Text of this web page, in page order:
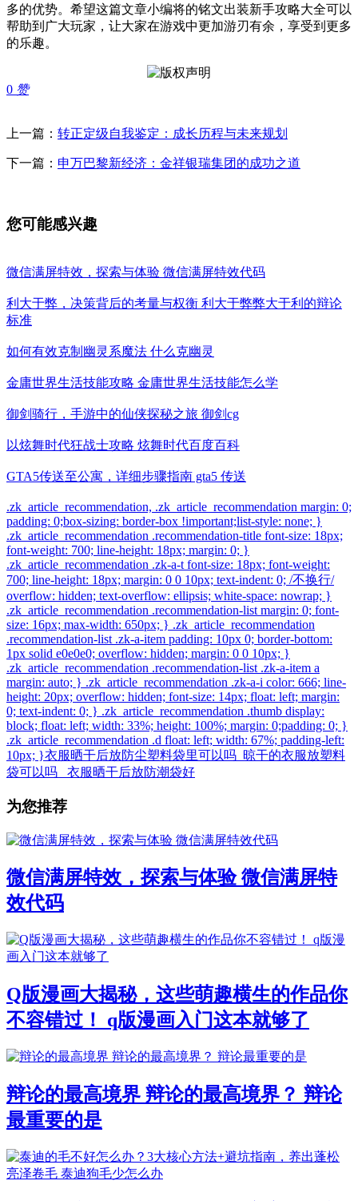
多的优势。希望这篇文章小编将的铭文出装新手攻略大全可以
帮助到广大玩家，让大家在游戏中更加游刃有余，享受到更多
的乐趣。
0 赞
上一篇： 转正定级自我鉴定：成长历程与未来规划
下一篇： 申万巴黎新经济：金祥银瑞集团的成功之道
您可能感兴趣
微信满屏特效，探索与体验 微信满屏特效代码
利大于弊，决策背后的考量与权衡 利大于弊弊大于利的辩论
标准
如何有效克制幽灵系魔法 什么克幽灵
金庸世界生活技能攻略 金庸世界生活技能怎么学
御剑骑行，手游中的仙侠探秘之旅 御剑cg
以炫舞时代狂战士攻略 炫舞时代百度百科
GTA5传送至公寓，详细步骤指南 gta5 传送
.zk_article_recommendation, .zk_article_recommendation margin: 0;
padding: 0;box-sizing: border-box !important;list-style: none; }
.zk_article_recommendation .recommendation-title font-size: 18px;
font-weight: 700; line-height: 18px; margin: 0; }
.zk_article_recommendation .zk-a-t font-size: 18px; font-weight:
700; line-height: 18px; margin: 0 0 10px; text-indent: 0; /不换行/
overflow: hidden; text-overflow: ellipsis; white-space: nowrap; }
.zk_article_recommendation .recommendation-list margin: 0; font-
size: 16px; max-width: 650px; } .zk_article_recommendation
.recommendation-list .zk-a-item padding: 10px 0; border-bottom:
1px solid e0e0e0; overflow: hidden; margin: 0 0 10px; }
.zk_article_recommendation .recommendation-list .zk-a-item a
margin: auto; } .zk_article_recommendation .zk-a-i color: 666; line-
height: 20px; overflow: hidden; font-size: 14px; float: left; margin:
0; text-indent: 0; } .zk_article_recommendation .thumb display:
block; float: left; width: 33%; height: 100%; margin: 0;padding: 0; }
.zk_article_recommendation .d float: left; width: 67%; padding-left:
10px; }衣服晒干后放防尘塑料袋里可以吗_晾干的衣服放塑料
袋可以吗_ 衣服晒干后放防潮袋好
为您推荐
微信满屏特效，探索与体验 微信满屏特
效代码
Q版漫画大揭秘，这些萌趣横生的作品你
不容错过！ q版漫画入门这本就够了
辩论的最高境界 辩论的最高境界？ 辩论
最重要的是